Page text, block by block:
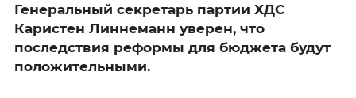
Генеральный секретарь партии ХДС
Каристен Линнеманн уверен, что
последствия реформы для бюджета будут
положительными.